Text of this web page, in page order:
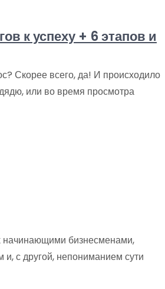
к успеху + 6 этапов и
Скорее всего, да! И происходило
или во время просмотра
начинающими бизнесменами,
с другой, непониманием сути